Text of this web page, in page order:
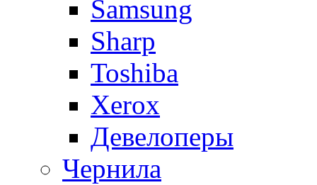
Samsung
Sharp
Toshiba
Xerox
Девелоперы
Чернила